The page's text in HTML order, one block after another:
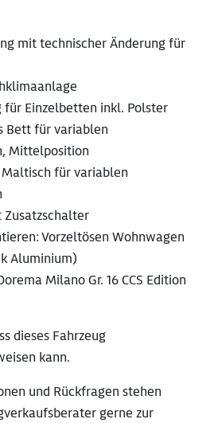
mit technischer Änderung für
Einzelbetten inkl. Polster
Bett für variablen
Mittelposition
für variablen
Zusatzschalter
Vorzeltösen Wohnwagen
Aluminium)
Milano Gr. 16 CCS Edition
dieses Fahrzeug
kann.
und Rückfragen stehen
gerne zur